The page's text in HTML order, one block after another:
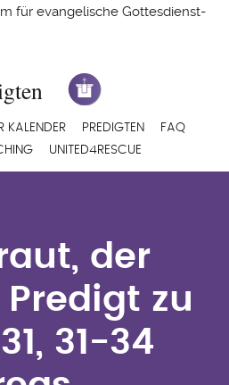
für evangelische Gottesdienst-
KALENDER PREDIGTEN
FAQ
UNITED4RESCUE
zu
31-34
der
zu
31-34